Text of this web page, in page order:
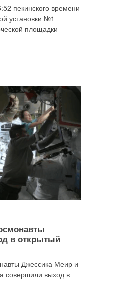
пекинского времени
установки №1
площадки
в открытый
Джессика Меир и
совершили выход в